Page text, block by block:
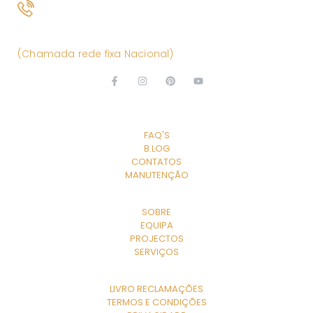
(Chamada rede fixa Nacional)
FAQ'S
B.LOG
CONTATOS
MANUTENÇÃO
SOBRE
EQUIPA
PROJECTOS
SERVIÇOS
LIVRO RECLAMAÇÕES
TERMOS E CONDIÇÕES